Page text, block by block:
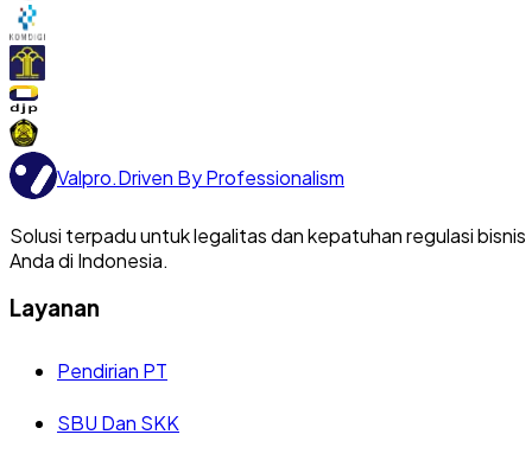
Valpro.Driven By Professionalism
Solusi terpadu untuk legalitas dan kepatuhan regulasi bisnis
Anda di Indonesia.
Layanan
Pendirian PT
SBU Dan SKK